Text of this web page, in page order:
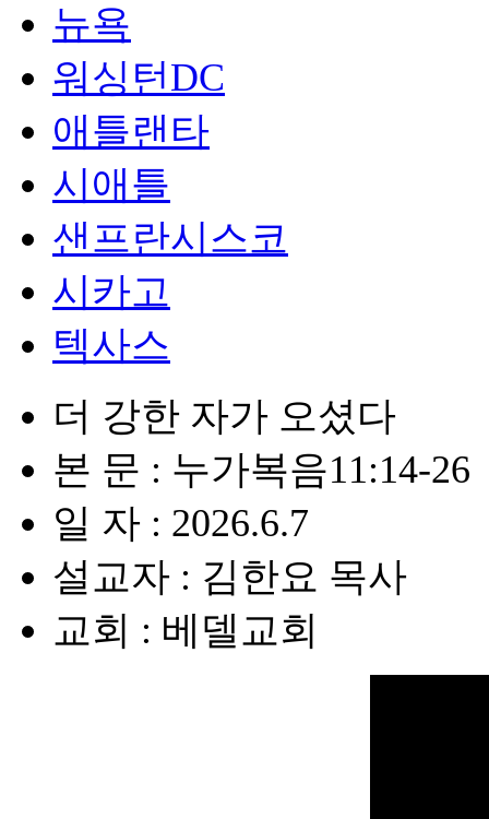
뉴욕
워싱턴DC
애틀랜타
시애틀
샌프란시스코
시카고
텍사스
더 강한 자가 오셨다
본 문 : 누가복음11:14-26
일 자 : 2026.6.7
설교자 : 김한요 목사
교회 : 베델교회